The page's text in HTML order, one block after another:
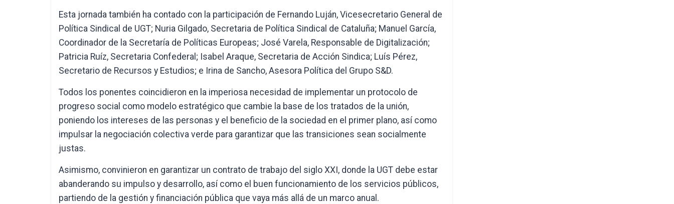
Esta jornada también ha contado con la participación de Fernando Luján, Vicesecretario General de
Política Sindical de UGT; Nuria Gilgado, Secretaria de Política Sindical de Cataluña; Manuel García,
Coordinador de la Secretaría de Políticas Europeas; José Varela, Responsable de Digitalización;
Patricia Ruíz, Secretaria Confederal; Isabel Araque, Secretaria de Acción Sindica; Luís Pérez,
Secretario de Recursos y Estudios; e Irina de Sancho, Asesora Política del Grupo S&D.
Todos los ponentes coincidieron en la imperiosa necesidad de implementar un protocolo de
progreso social como modelo estratégico que cambie la base de los tratados de la unión,
poniendo los intereses de las personas y el beneficio de la sociedad en el primer plano, así como
impulsar la negociación colectiva verde para garantizar que las transiciones sean socialmente
justas.
Asimismo, convinieron en garantizar un contrato de trabajo del siglo XXI, donde la UGT debe estar
abanderando su impulso y desarrollo, así como el buen funcionamiento de los servicios públicos,
partiendo de la gestión y financiación pública que vaya más allá de un marco anual.